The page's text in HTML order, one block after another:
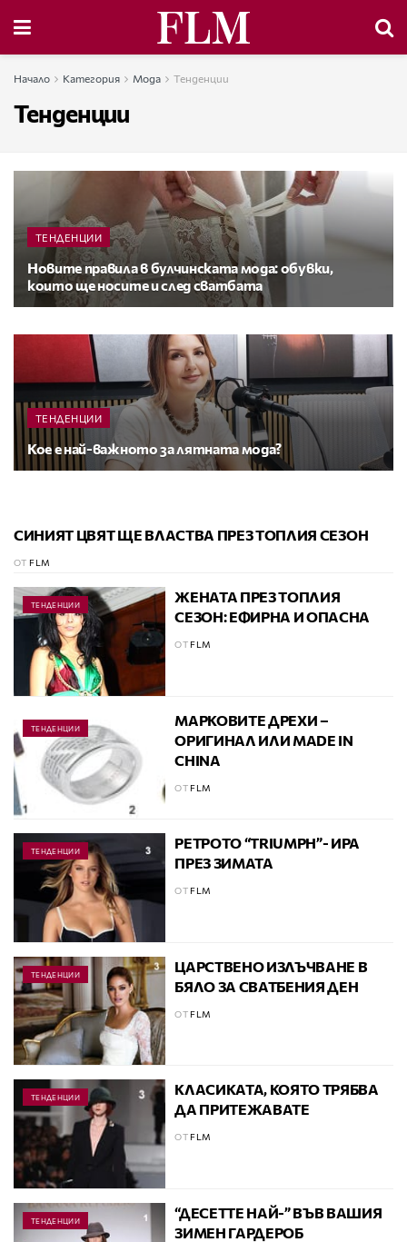
Начало Категория Мода Тенденции
Тенденции
ТЕНДЕНЦИИ
Новите правила в булчинската мода: обувки,
които ще носите и след сватбата
ТЕНДЕНЦИИ
Кое е най-важното за лятната мода?
ТЕНДЕНЦИИ
СИНИЯТ ЦВЯТ ЩЕ ВЛАСТВА ПРЕЗ ТОПЛИЯ СЕЗОН
ОТ FLM
ТЕНДЕНЦИИ
ЖЕНАТА ПРЕЗ ТОПЛИЯ
СЕЗОН: ЕФИРНА И ОПАСНА
ОТ FLM
ТЕНДЕНЦИИ
МАРКОВИТЕ ДРЕХИ –
ОРИГИНАЛ ИЛИ MADE IN
CHINA
ОТ FLM
ТЕНДЕНЦИИ
РЕТРОТО “TRIUMPH”- ИРА
ПРЕЗ ЗИМАТА
ОТ FLM
ТЕНДЕНЦИИ
ЦАРСТВЕНО ИЗЛЪЧВАНЕ В
БЯЛО ЗА СВАТБЕНИЯ ДЕН
ОТ FLM
ТЕНДЕНЦИИ
КЛАСИКАТА, КОЯТО ТРЯБВА
ДА ПРИТЕЖАВАТЕ
ОТ FLM
ТЕНДЕНЦИИ
“ДЕСЕТТЕ НАЙ-” ВЪВ ВАШИЯ
ЗИМЕН ГАРДЕРОБ